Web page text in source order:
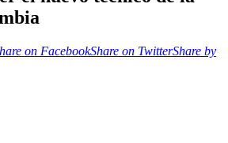
on FacebookShare on TwitterShare by